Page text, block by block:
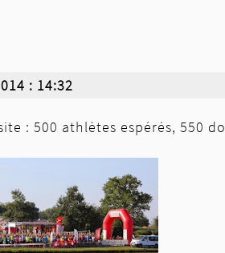
: 14:32
: 500 athlètes espérés, 550